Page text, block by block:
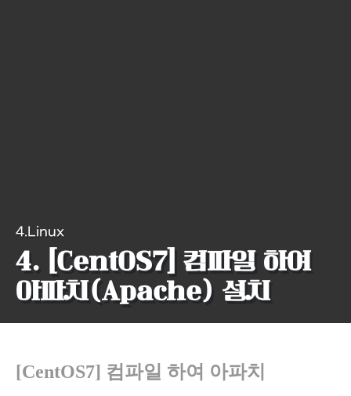
4.Linux
4. [CentOS7] 컴파일 하여
아파치(Apache) 설치
[CentOS7] 컴파일 하여 아파치